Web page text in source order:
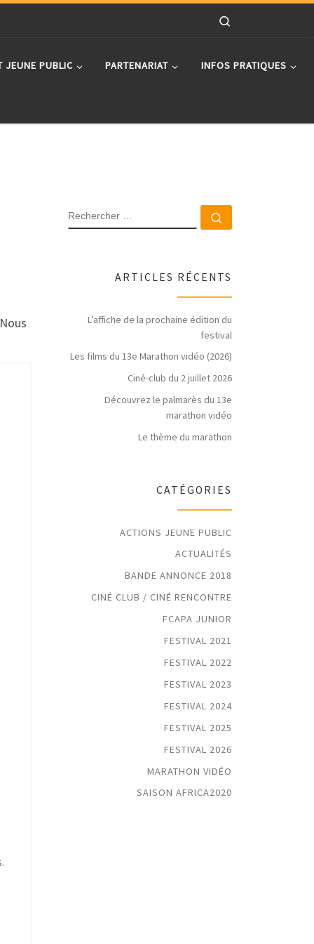
JEUNE PUBLIC PARTENARIAT INFOS PRATIQUES
RECHERCHER
ARTICLES RÉCENTS
L’affiche de la prochaine édition du
festival
Les films du 13e Marathon vidéo (2026)
Ciné-club du 2 juillet 2026
Découvrez le palmarès du 13e
marathon vidéo
Le thème du marathon
CATÉGORIES
ACTIONS JEUNE PUBLIC
ACTUALITÉS
BANDE ANNONCE 2018
CINÉ CLUB / CINÉ RENCONTRE
FCAPA JUNIOR
FESTIVAL 2021
FESTIVAL 2022
FESTIVAL 2023
FESTIVAL 2024
FESTIVAL 2025
FESTIVAL 2026
MARATHON VIDÉO
SAISON AFRICA2020